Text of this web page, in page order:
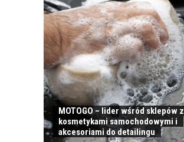
MOTOGO – lider wśród sklepów z
kosmetykami samochodowymi i
akcesoriami do detailingu